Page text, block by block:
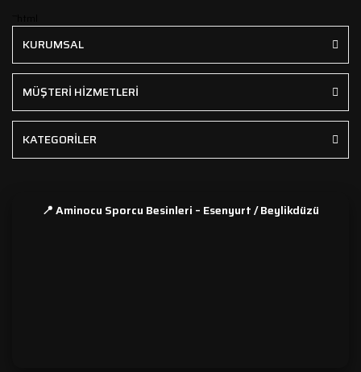
KURUMSAL
MÜŞTERİ HİZMETLERİ
KATEGORİLER
📍 Aminocu Sporcu Besinleri – Esenyurt / Beylikdüzü